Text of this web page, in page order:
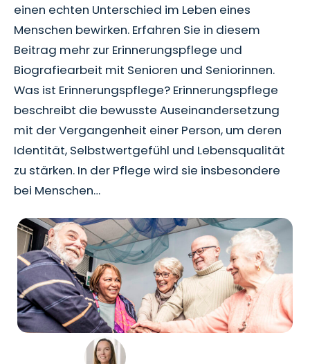
einen echten Unterschied im Leben eines
Menschen bewirken. Erfahren Sie in diesem
Beitrag mehr zur Erinnerungspflege und
Biografiearbeit mit Senioren und Seniorinnen.
Was ist Erinnerungspflege? Erinnerungspflege
beschreibt die bewusste Auseinandersetzung
mit der Vergangenheit einer Person, um deren
Identität, Selbstwertgefühl und Lebensqualität
zu stärken. In der Pflege wird sie insbesondere
bei Menschen…